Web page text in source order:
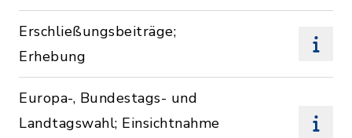
Erschließungsbeiträge;
Erhebung
Europa-, Bundestags- und
Landtagswahl; Einsichtnahme